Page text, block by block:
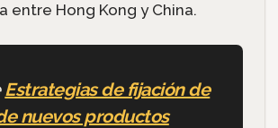
entre Hong Kong y China.
Estrategias de fijación de
nuevos productos